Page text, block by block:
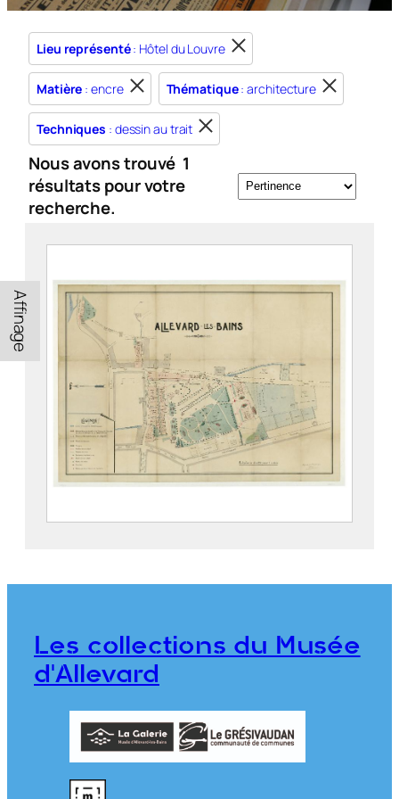
Lieu représenté: Hôtel du Louvre
Matière : encre Thématique: architecture
Techniques : dessin au trait
Nous avons trouvé 1
résultats pour votre
recherche.
Affinage
Parc thermal d’Allevard
Les collections du Musée
d'Allevard